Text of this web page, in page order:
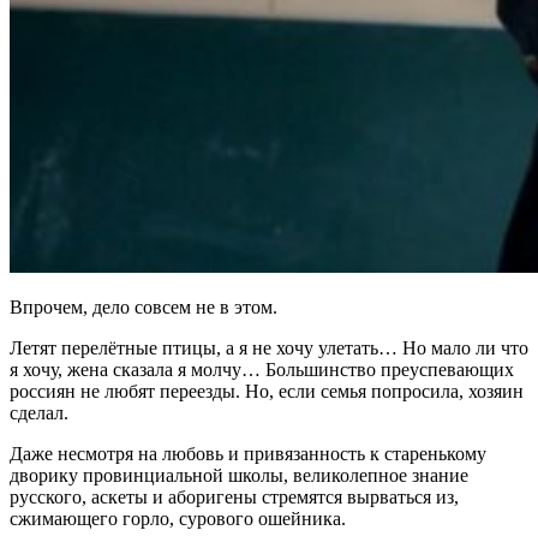
Впрочем, дело совсем не в этом.
Летят перелётные птицы, а я не хочу улетать… Но мало ли что
я хочу, жена сказала я молчу… Большинство преуспевающих
россиян не любят переезды. Но, если семья попросила, хозяин
сделал.
Даже несмотря на любовь и привязанность к старенькому
дворику провинциальной школы, великолепное знание
русского, аскеты и аборигены стремятся вырваться из,
сжимающего горло, сурового ошейника.